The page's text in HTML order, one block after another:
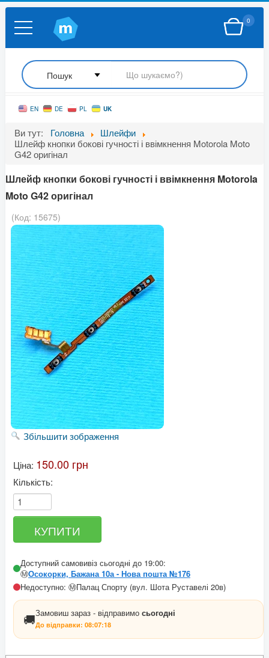
0
EN DE PL UK
Ви тут: Головна
Шлейфи
Шлейф кнопки бокові гучності і ввімкнення Motorola Moto
G42 оригінал
Шлейф кнопки бокові гучності і ввімкнення Motorola
Moto G42 оригінал
(Код: 15675)
Збільшити зображення
Ціна: 150.00 грн
Кількість:
Доступний самовивіз сьогодні до 19:00:
Ⓜ️Осокорки, Бажана 10а - Нова пошта №176
Недоступно: Ⓜ️Палац Спорту (вул. Шота Руставелі 20в)
🚚Замовиш зараз - відправимо сьогодні
До відправки: 08:07:18